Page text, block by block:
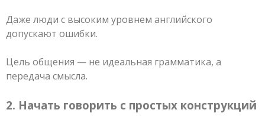
Даже люди с высоким уровнем английского
допускают ошибки.
Цель общения — не идеальная грамматика, а
передача смысла.
2. Начать говорить с простых конструкций